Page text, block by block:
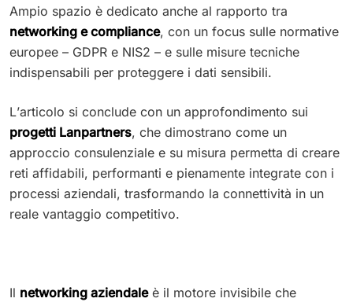
Ampio spazio è dedicato anche al rapporto tra
networking e compliance, con un focus sulle normative
europee – GDPR e NIS2 – e sulle misure tecniche
indispensabili per proteggere i dati sensibili.
L’articolo si conclude con un approfondimento sui
progetti Lanpartners, che dimostrano come un
approccio consulenziale e su misura permetta di creare
reti affidabili, performanti e pienamente integrate con i
processi aziendali, trasformando la connettività in un
reale vantaggio competitivo.
Il networking aziendaleè il motore invisibile che